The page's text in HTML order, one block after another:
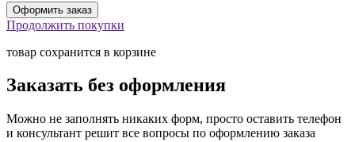
Продолжить покупки
товар сохранится в корзине
Заказать без оформления
Можно не заполнять никаких форм, просто оставить телефон
и консультант решит все вопросы по оформлению заказа